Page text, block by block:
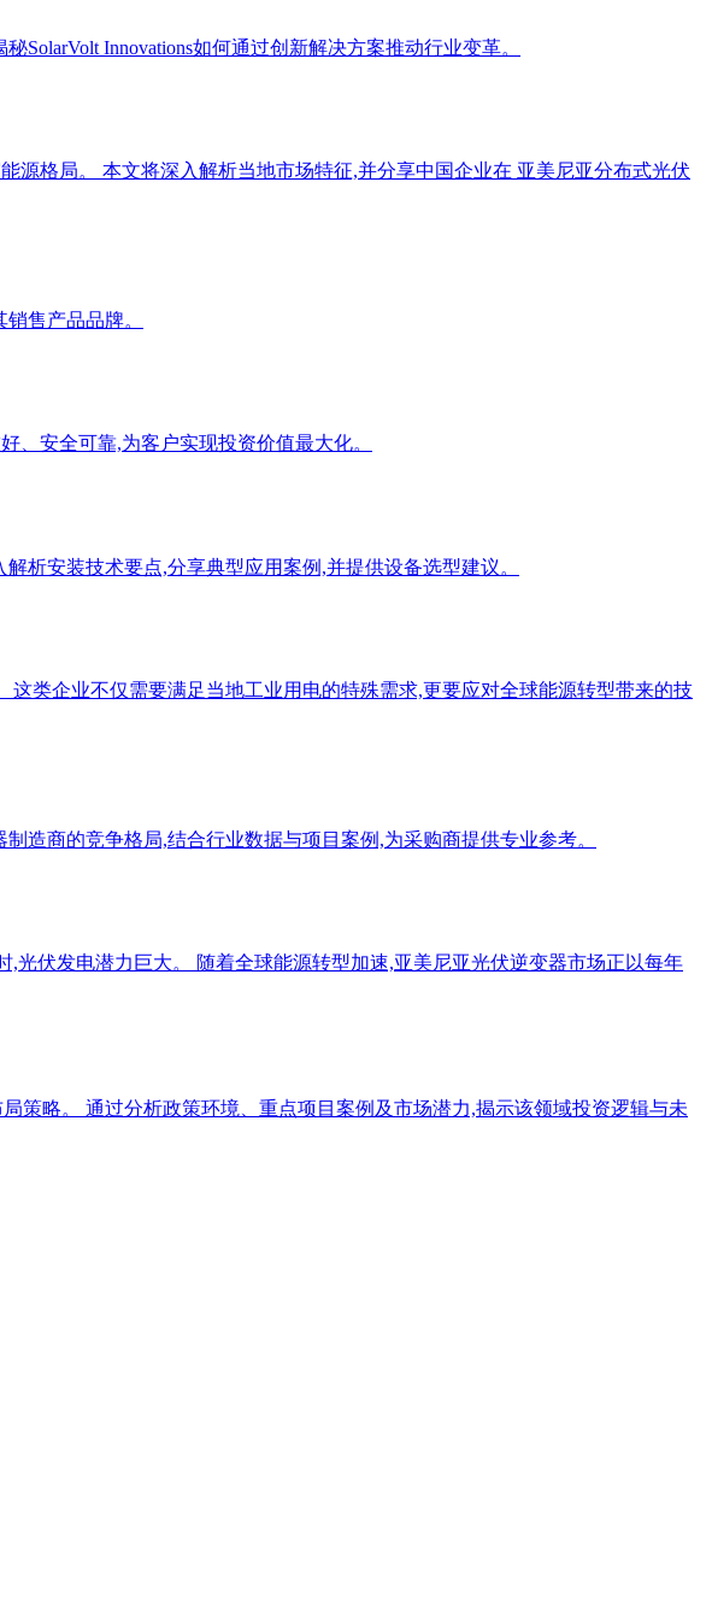
Innovations如何通过创新解决方案推动行业变革。
格局。 本文将深入解析当地市场特征,并分享中国企业在 亚美尼亚分布式光伏
售产品品牌。
、安全可靠,为客户实现投资价值最大化。
析安装技术要点,分享典型应用案例,并提供设备选型建议。
类企业不仅需要满足当地工业用电的特殊需求,更要应对全球能源转型带来的技
造商的竞争格局,结合行业数据与项目案例,为采购商提供专业参考。
光伏发电潜力巨大。 随着全球能源转型加速,亚美尼亚光伏逆变器市场正以每年
策略。 通过分析政策环境、重点项目案例及市场潜力,揭示该领域投资逻辑与未